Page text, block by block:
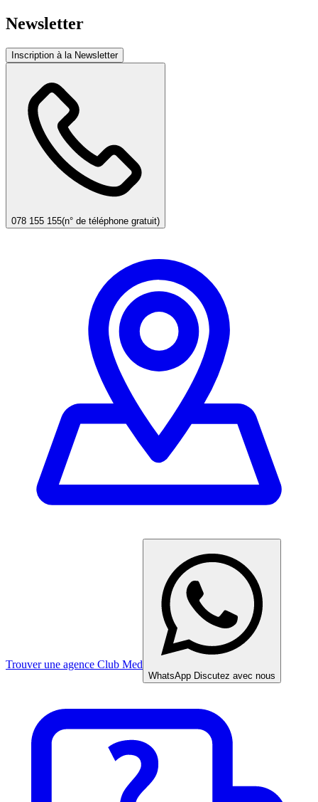
Newsletter
Inscription à la Newsletter
078 155 155(n° de téléphone gratuit)
Trouver une agence Club Med
WhatsApp Discutez avec nous